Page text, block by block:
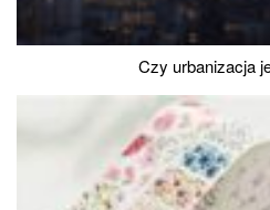
Czy urbanizacja